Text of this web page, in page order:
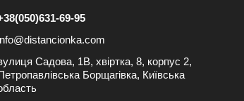
69-95
Садова, 1В, хвіртка, 8, корпус 2,
Борщагівка, Київська